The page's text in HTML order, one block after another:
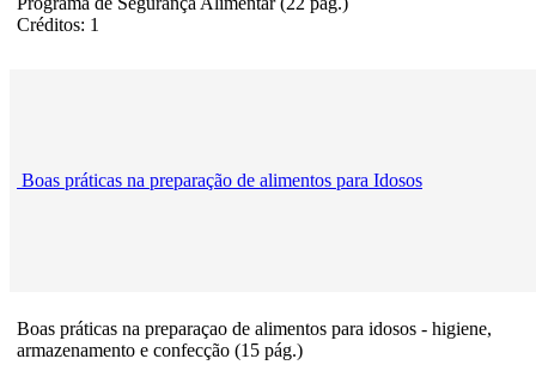
Créditos: 1
Boas práticas na preparação de alimentos para Idosos
Boas práticas na preparaçao de alimentos para idosos - higiene,
armazenamento e confecção (15 pág.)